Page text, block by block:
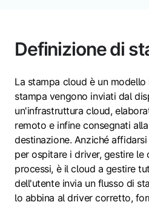
Definizione di
La stampa cloud è un
stampa vengono inviati dal
un'infrastruttura cloud,
remoto e infine consegnati
destinazione. Anziché
per ospitare i driver, gestire le
processi, è il cloud a gestire
dell'utente invia un flusso di
lo abbina al driver corretto,